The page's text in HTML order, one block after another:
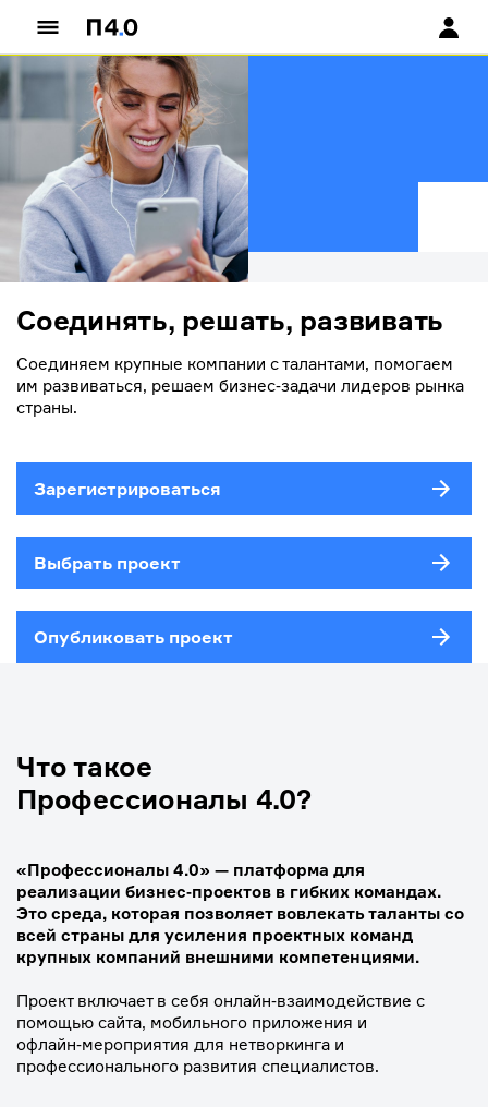
Cоединять, решать, развивать
Соединяем крупные компании с талантами, помогаем
им развиваться, решаем бизнес‑задачи лидеров рынка
страны.
Зарегистрироваться
Выбрать проект
Опубликовать проект
Что такое
Профессионалы 4.0?
«Профессионалы 4.0» — платформа для
реализации бизнес‑проектов в гибких командах.
Это среда, которая позволяет вовлекать таланты со
всей страны для усиления проектных команд
крупных компаний внешними компетенциями.
Проект включает в себя онлайн‑взаимодействие с
помощью сайта, мобильного приложения и
офлайн‑мероприятия для нетворкинга и
профессионального развития специалистов.